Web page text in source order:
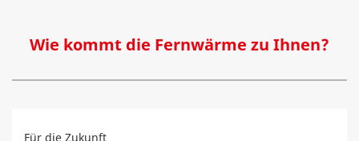
Wie kommt die Fernwärme zu Ihnen?
Für die Zukunft